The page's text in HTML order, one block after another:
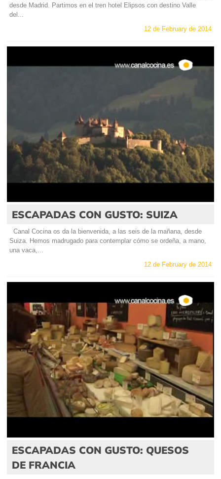
desde Madrid. Partimos en el tren hotel Elipsos con destino Valle
del...
12 de February de 2014
ESCAPADAS CON GUSTO: SUIZA
Canal Cocina os da la bienvenida, a las seis de la mañana, desde
Suiza. Hemos madrugado para contemplar cómo se ordeña, a mano,
una vaca,...
12 de February de 2014
ESCAPADAS CON GUSTO: QUESOS
DE FRANCIA